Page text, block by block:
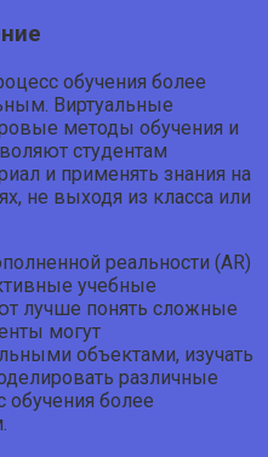
обучения более
Виртуальные
методы обучения и
студентам
и применять знания на
не выходя из класса или
реальности (AR)
учебные
лучше понять сложные
могут
объектами, изучать
различные
обучения более